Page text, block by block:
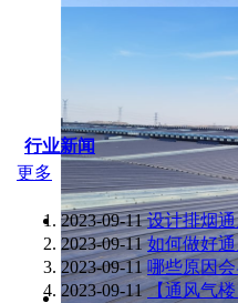
行业新闻
更多
2023-09-11 设计排烟
2023-09-11 如何做好
2023-09-11 哪些原因
2023-09-11 【通风气